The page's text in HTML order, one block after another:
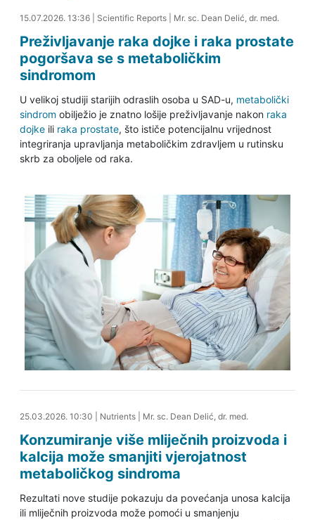
15.07.2026. 13:48
15.07.2026. 13:36| Scientific Reports| Mr. sc. Dean Delić, dr. med.
Preživljavanje raka dojke i raka prostate
pogoršava se s metaboličkim
sindromom
U velikoj studiji starijih odraslih osoba u SAD-u, metabolički
sindrom obilježio je znatno lošije preživljavanje nakon raka
dojkeili raka prostate, što ističe potencijalnu vrijednost
integriranja upravljanja metaboličkim zdravljem u rutinsku
skrb za oboljele od raka.
25.03.2026. 11:58
25.03.2026. 10:30 Nutrients| Mr. sc. Dean Delić, dr. med.
Konzumiranje više mliječnih proizvoda i
kalcija može smanjiti vjerojatnost
metaboličkog sindroma
Rezultati nove studije pokazuju da povećanja unosa kalcija
ili mliječnih proizvoda može pomoći u smanjenju